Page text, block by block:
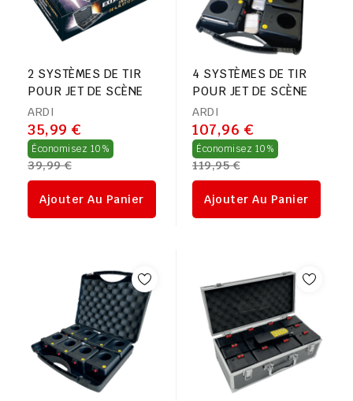
2 SYSTÈMES DE TIR
POUR JET DE SCÈNE
ARDI
35,99 €
Économisez 10% Prix
régulier
39,99 €
Ajouter Au Panier
4 SYSTÈMES DE TIR
POUR JET DE SCÈNE
ARDI
107,96 €
Économisez 10% Prix
régulier
119,95 €
Ajouter Au Panier